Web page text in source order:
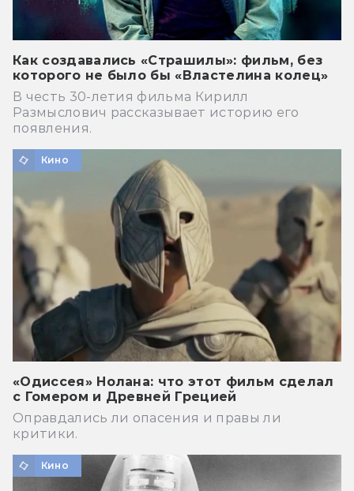
Как создавались «Страшилы»: фильм, без
которого не было бы «Властелина колец»
В честь 30-летия фильма Кирилл
Размыслович рассказывает историю его
появления.
Кино
«Одиссея» Нолана: что этот фильм сделал
с Гомером и Древней Грецией
Оправдались ли опасения и правы ли
критики.
Кино